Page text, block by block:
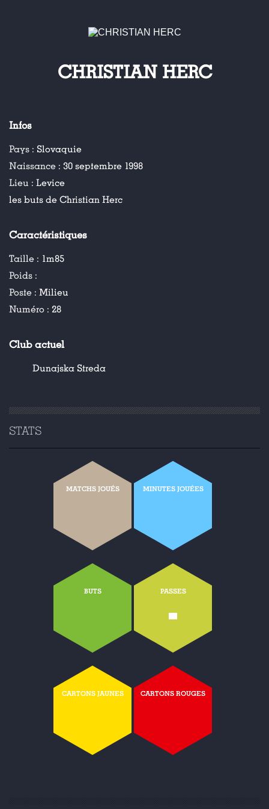
CHRISTIAN HERC
Infos
Pays : Slovaquie
Naissance : 30 septembre 1998
Lieu : Levice
les buts de Christian Herc
Caractéristiques
Taille : 1m85
Poids :
Poste : Milieu
Numéro : 28
Club actuel
Dunajska Streda
STATS
MATCHS JOUÉS MINUTES JOUÉES
BUTS PASSES
-
CARTONS JAUNES CARTONS ROUGES